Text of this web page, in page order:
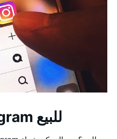
حسابات Instagram للبيع